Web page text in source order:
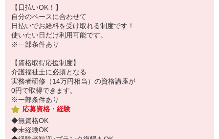
【日払いOK！】
自分のペースに合わせて
日払いでお給料を受け取れる制度です！
使いたい日だけ利用可能です。
※一部条件あり
【資格取得応援制度】
介護福祉士に必須となる
実務者研修（14万円相当）の資格講座が
0円で取得できます。
※一部条件あり
応募資格・経験
◆無資格OK
◆未経験OK